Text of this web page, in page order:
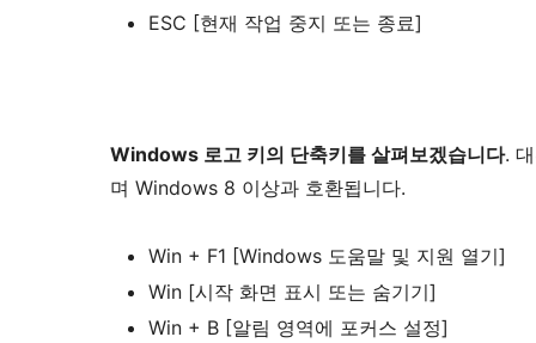
ESC [현재 작업 중지 또는 종료]
Windows 로고 키의 단축키를 살펴보겠습니다.
며 Windows 8 이상과 호환됩니다.
Win + F1 [Windows 도움말 및 지원 열기]
Win [시작 화면 표시 또는 숨기기]
Win + B [알림 영역에 포커스 설정]